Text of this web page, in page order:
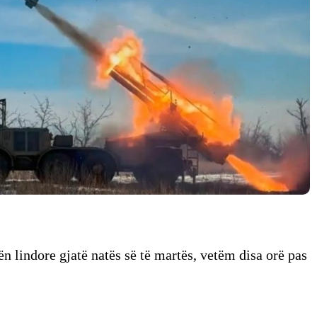
lindore gjatë natës së të martës, vetëm disa orë pas